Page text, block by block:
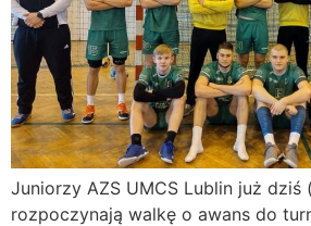
Juniorzy AZS UMCS Lublin już dziś
rozpoczynają walkę o awans do